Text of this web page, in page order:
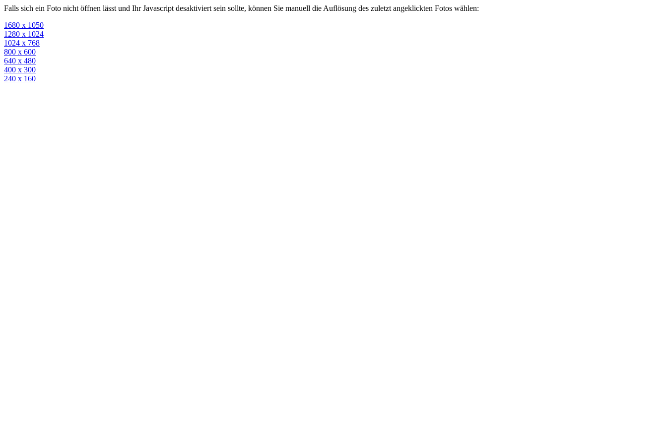
Falls sich ein Foto nicht öffnen lässt und Ihr Javascript desaktiviert sein sollte, können Sie manuell die Auflösung des zuletzt angeklickten Fotos wählen:
1680 x 1050
1280 x 1024
1024 x 768
800 x 600
640 x 480
400 x 300
240 x 160